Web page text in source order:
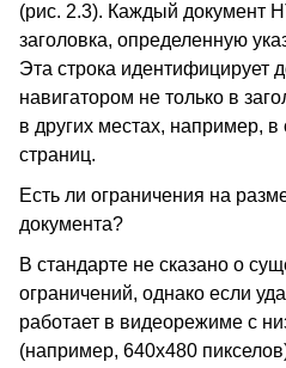
(рис. 2.3). Каждый документ
заголовка, определенную
Эта строка идентифицирует
навигатором не только в
в других местах, например,
страниц.
Есть ли ограничения на
документа?
В стандарте не сказано о
ограничений, однако если
работает в видеорежиме с
(например, 640х480